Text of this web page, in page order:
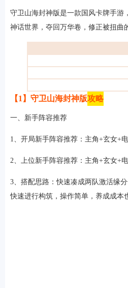
首页
守卫山海封神版是一款国风卡牌手游
神话世界，夺回万华卷，修正被扭曲
【1】守卫山海封神版攻略
一、新手阵容推荐
1、开局新手阵容推荐：主角+玄女+
2、上位新手阵容推荐：主角+玄女+
3、搭配思路：快速凑成两队激活缘
快速进行构筑，操作简单，养成成本